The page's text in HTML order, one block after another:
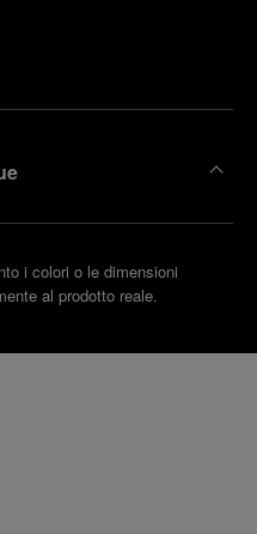
i colori o le dimensioni
al prodotto reale.